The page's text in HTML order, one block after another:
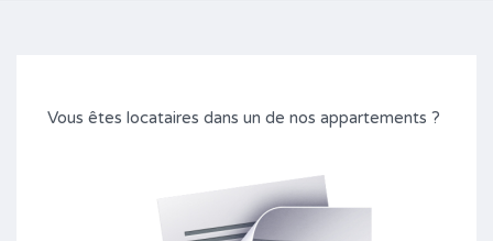
Vous êtes locataires dans un de nos appartements ?